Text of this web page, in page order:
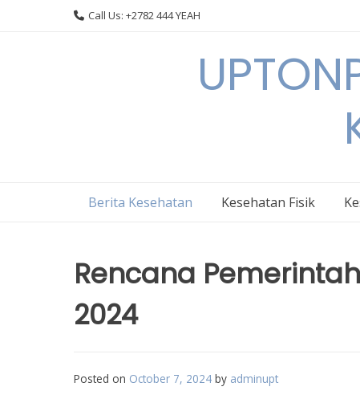
Call Us: +2782 444 YEAH
Berita Kesehatan Kesehatan Fisik
Rencana
2024
Posted on October 7, 2024 by adminupt